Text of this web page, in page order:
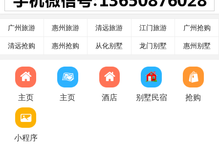
广州旅游 惠州旅游 清远旅游 江门旅游 广州抢购
清远抢购 惠州抢购 从化别墅 龙门别墅 惠州别墅
主页 主页 酒店 别墅民宿 抢购
小程序